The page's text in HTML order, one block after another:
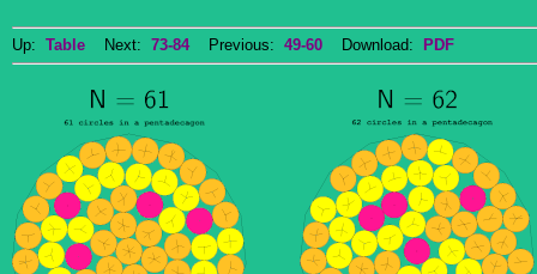
Up: Table Next: 73-84Previous: 49-60 Download: PDF